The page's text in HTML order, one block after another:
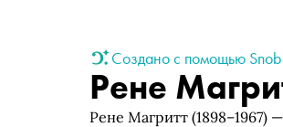
Создано с помощью
Рене
Рене Магритт (1898–1967)